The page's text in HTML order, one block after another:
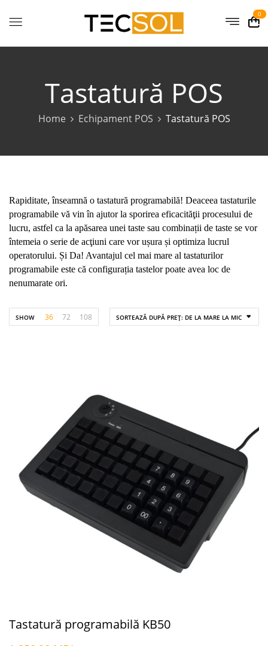
0
Tastatură POS
Home Echipament POS Tastatură POS
Rapiditate, înseamnă o tastatură programabilă! Deaceea tastaturile
programabile vă vin în ajutor la sporirea eficacităţii procesului de
lucru, astfel ca la apăsarea unei taste sau combinații de taste se vor
întemeia o serie de acţiuni care vor ușura și optimiza lucrul
operatorului. Și Da! Avantajul cel mai mare al tastaturilor
programabile este că configurația tastelor poate avea loc de
nenumarate ori.
SORTEAZĂ DUPĂ PREȚ: DE LA MARE LA MIC
SHOW 36 72 108
Tastatură programabilă KB50